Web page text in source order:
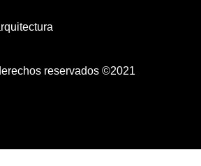
reservados ©2021